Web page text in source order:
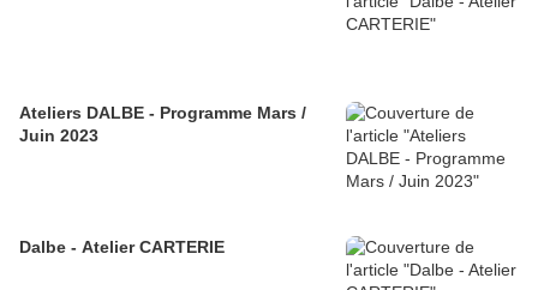
Ateliers DALBE - Programme Mars /
Juin 2023
Dalbe - Atelier CARTERIE